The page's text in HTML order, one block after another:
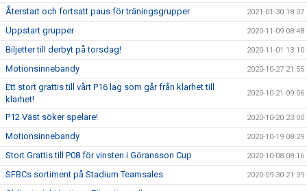
Återstart och fortsatt paus för träningsgrupper 2021-01-30 18:07
Uppstart grupper 2020-11-09 08:48
Biljetter till derbyt på torsdag! 2020-11-01 13:10
Motionsinnebandy 2020-10-27 21:55
Ett stort grattis till vårt P16 lag som går från klarhet till
klarhet!
2020-10-21 09:06
P12 Väst söker spelare! 2020-10-20 23:00
Motionsinnebandy 2020-10-19 08:29
Stort Grattis till P08 för vinsten i Göransson Cup 2020-10-08 08:16
SFBCs sortiment på Stadium Teamsales 2020-09-30 21:39